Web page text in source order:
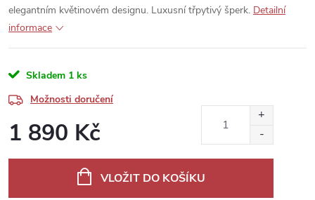
elegantním květinovém designu. Luxusní třpytivý šperk. Detailní
informace
Skladem 1 ks
Možnosti doručení
1 890 Kč
VLOŽIT DO KOŠÍKU